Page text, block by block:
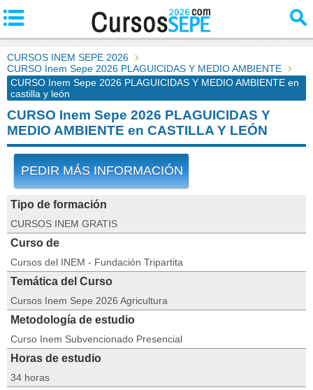
CURSOS INEM SEPE 2026
CURSO Inem Sepe 2026 PLAGUICIDAS Y MEDIO AMBIENTE
CURSO Inem Sepe 2026 PLAGUICIDAS Y MEDIO AMBIENTE en
castilla y león
CURSO Inem Sepe 2026 PLAGUICIDAS Y
MEDIO AMBIENTE en CASTILLA Y LEÓN
PEDIR MÁS INFORMACIÓN
Tipo de formación
CURSOS INEM GRATIS
Curso de
Cursos del INEM - Fundación Tripartita
Temática del Curso
Cursos Inem Sepe 2026 Agricultura
Metodología de estudio
Curso Inem Subvencionado Presencial
Horas de estudio
34 horas